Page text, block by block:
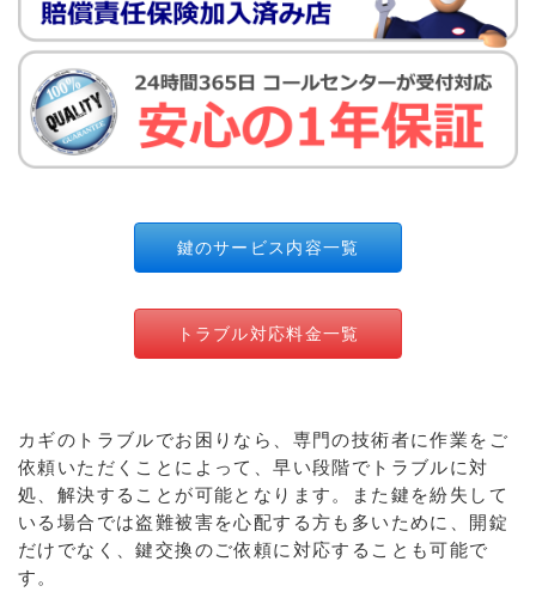
鍵のサービス内容一覧
トラブル対応料金一覧
カギのトラブルでお困りなら、専門の技術者に作業をご
依頼いただくことによって、早い段階でトラブルに対
処、解決することが可能となります。また鍵を紛失して
いる場合では盗難被害を心配する方も多いために、開錠
だけでなく、鍵交換のご依頼に対応することも可能で
す。